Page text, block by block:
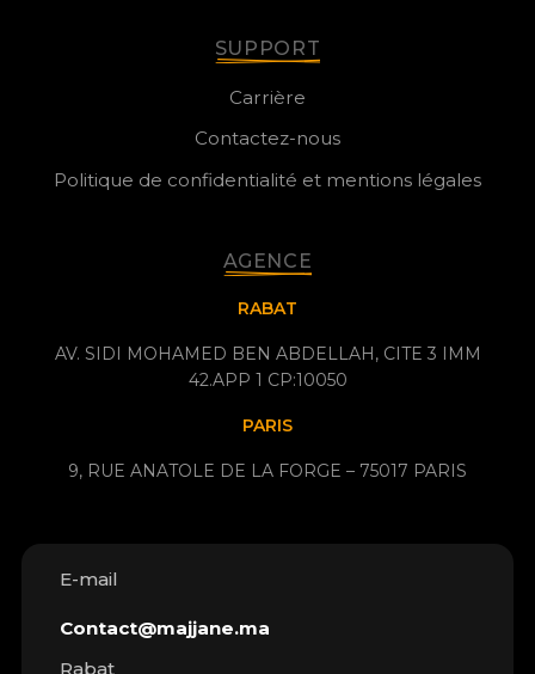
SUPPORT
Carrière
Contactez-nous
Politique de confidentialité et mentions légales
AGENCE
RABAT
AV. SIDI MOHAMED BEN ABDELLAH, CITE 3 IMM
42.APP 1 CP:10050
PARIS
9, RUE ANATOLE DE LA FORGE – 75017 PARIS
E-mail
Contact@majjane.ma
Rabat